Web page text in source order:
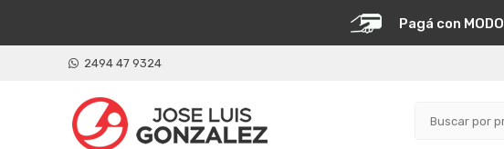
Pagá con
2494 47 9324